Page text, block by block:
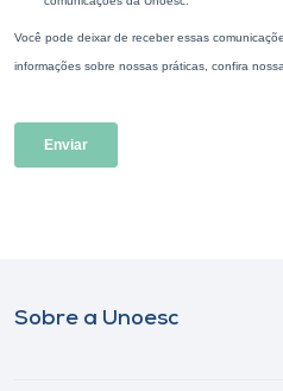
Sobre a Unoesc